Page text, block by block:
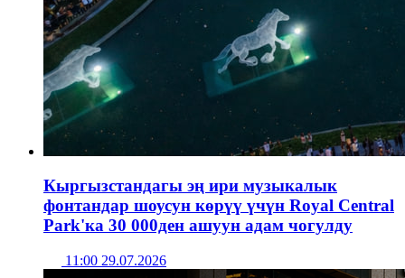
Кыргызстандагы эң ири музыкалык
фонтандар шоусун көрүү үчүн Royal Central
Park'ка 30 000ден ашуун адам чогулду
11:00 29.07.2026